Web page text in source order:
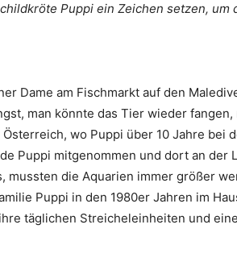
Puppi ein Zeichen setzen, um
Dame am Fischmarkt auf den
man könnte das Tier wieder fangen,
wo Puppi über 10 Jahre bei
Puppi mitgenommen und dort an der
mussten die Aquarien immer größer
Puppi in den 1980er Jahren im
täglichen Streicheleinheiten und